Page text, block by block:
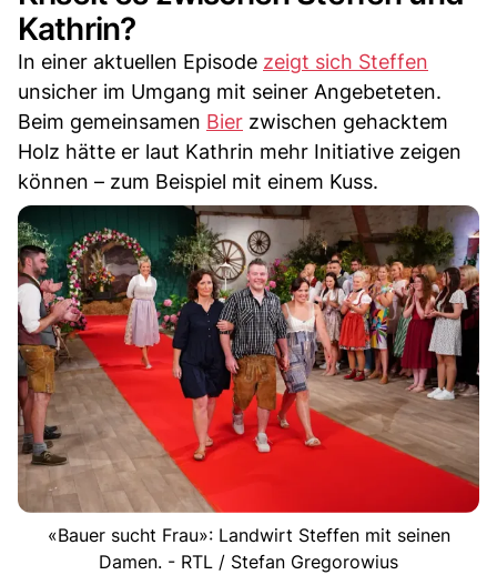
Kathrin?
In einer aktuellen Episode zeigt sich Steffen
unsicher im Umgang mit seiner Angebeteten.
Beim gemeinsamen Bier zwischen gehacktem
Holz hätte er laut Kathrin mehr Initiative zeigen
können – zum Beispiel mit einem Kuss.
«Bauer sucht Frau»: Landwirt Steffen mit seinen
Damen. - RTL / Stefan Gregorowius